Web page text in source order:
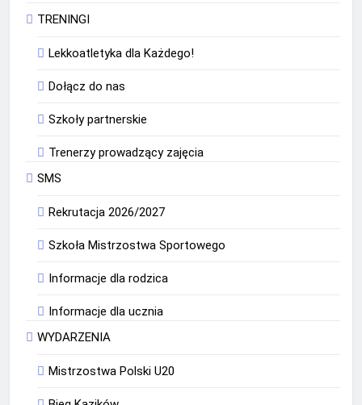
TRENINGI
Lekkoatletyka dla Każdego!
Dołącz do nas
Szkoły partnerskie
Trenerzy prowadzący zajęcia
SMS
Rekrutacja 2026/2027
Szkoła Mistrzostwa Sportowego
Informacje dla rodzica
Informacje dla ucznia
WYDARZENIA
Mistrzostwa Polski U20